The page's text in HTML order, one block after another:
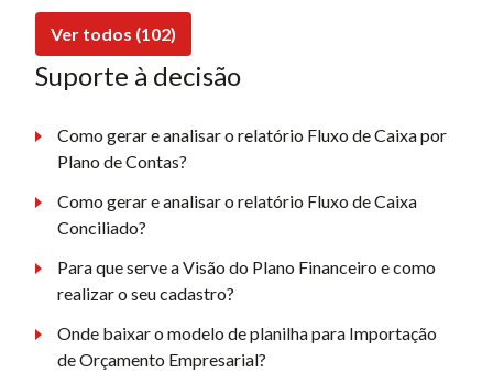
Ver todos (102)
Suporte à decisão
Como gerar e analisar o relatório Fluxo de Caixa por
Plano de Contas?
Como gerar e analisar o relatório Fluxo de Caixa
Conciliado?
Para que serve a Visão do Plano Financeiro e como
realizar o seu cadastro?
Onde baixar o modelo de planilha para Importação
de Orçamento Empresarial?